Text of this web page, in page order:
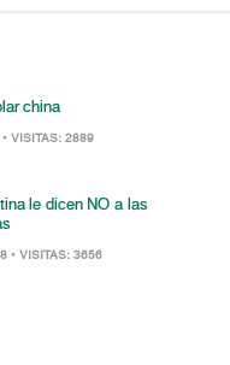
china
• VISITAS: 2889
le dicen NO a las
• VISITAS: 3656